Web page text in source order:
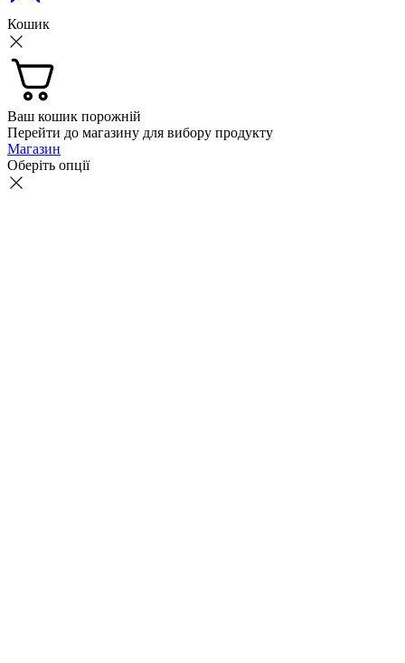
Кошик
Ваш кошик порожній
Перейти до магазину для вибору продукту
Магазин
Оберіть опції